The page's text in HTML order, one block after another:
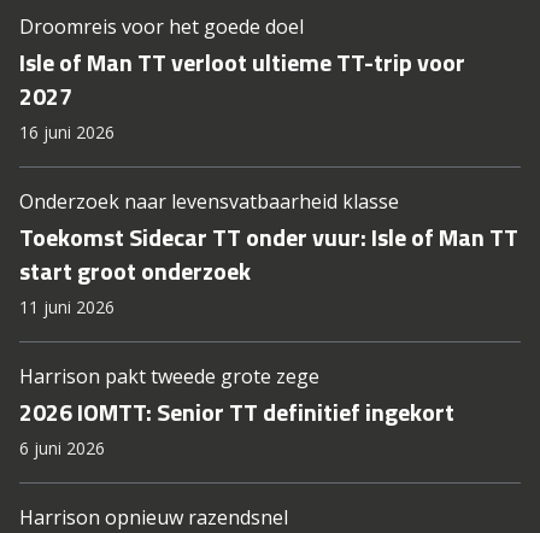
Droomreis voor het goede doel
Isle of Man TT verloot ultieme TT-trip voor
2027
16 juni 2026
Onderzoek naar levensvatbaarheid klasse
Toekomst Sidecar TT onder vuur: Isle of Man TT
start groot onderzoek
11 juni 2026
Harrison pakt tweede grote zege
2026 IOMTT: Senior TT definitief ingekort
6 juni 2026
Harrison opnieuw razendsnel